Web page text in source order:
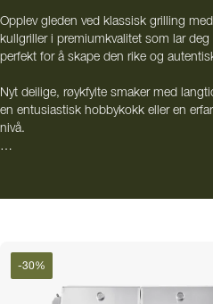
Opplev gleden ved klassisk grilling
kullgriller i premiumkvalitet som lar
perfekt for å skape den rike og
Nyt deilige, røykfylte smaker med
en entusiastisk hobbykokk eller en
nivå.
-30%